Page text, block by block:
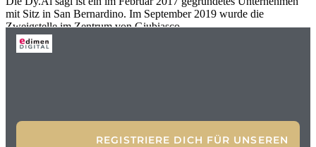
mit Sitz in San Bernardino. Im September 2019 wurde die
Zweigstelle im Zentrum von Giubiasco
REGISTRIERE DICH FÜR UNSEREN